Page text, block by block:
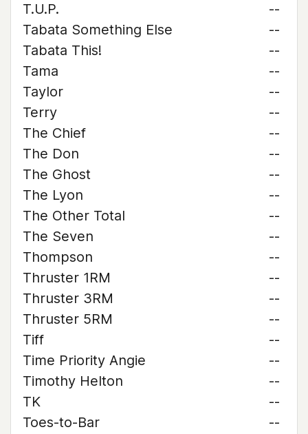
T.U.P.
--
Tabata Something Else
--
Tabata This!
--
Tama
--
Taylor
--
Terry
--
The Chief
--
The Don
--
The Ghost
--
The Lyon
--
The Other Total
--
The Seven
--
Thompson
--
Thruster 1RM
--
Thruster 3RM
--
Thruster 5RM
--
Tiff
--
Time Priority Angie
--
Timothy Helton
--
TK
--
Toes-to-Bar
--